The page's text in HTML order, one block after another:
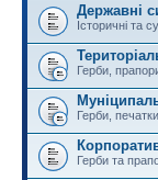
Державні
Історичні та
Герби,
Герби,
Герби та